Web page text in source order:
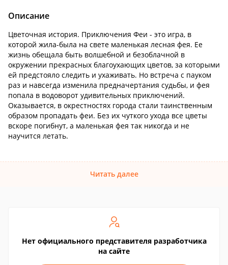
Описание
Цветочная история. Приключения Феи - это игра, в
которой жила-была на свете маленькая лесная фея. Ее
жизнь обещала быть волшебной и безоблачной в
окружении прекрасных благоухающих цветов, за которыми
ей предстояло следить и ухаживать. Но встреча с пауком
раз и навсегда изменила предначертания судьбы, и фея
попала в водоворот удивительных приключений.
Оказывается, в окрестностях города стали таинственным
образом пропадать феи. Без их чуткого ухода все цветы
вскоре погибнут, а маленькая фея так никогда и не
научится летать.
Читать далее
Нет официального представителя разработчика
на сайте